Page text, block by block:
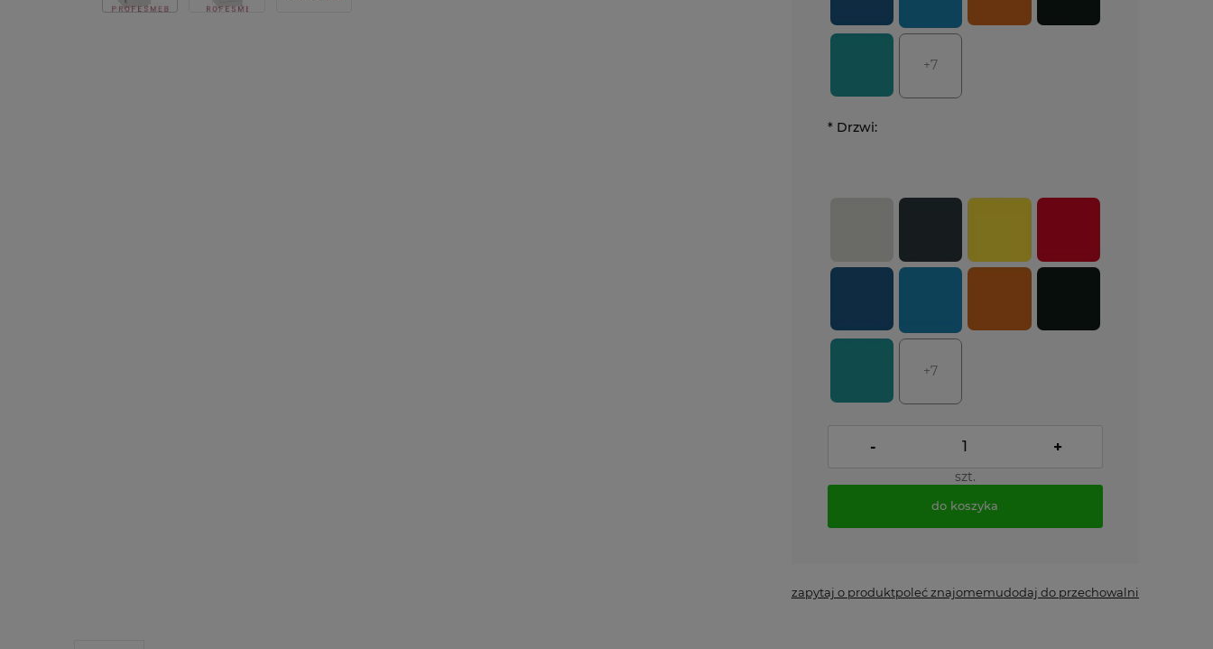
+7
* Drzwi:
+7
- +
szt.
do koszyka
zapytaj o produktpoleć znajomemudodaj do przechowalni